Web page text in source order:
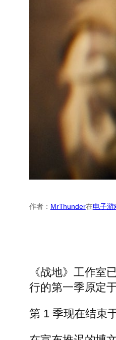
作者： MrThunder在电子游
《战地》工作室
行的第一季原定
第 1 季现在结束